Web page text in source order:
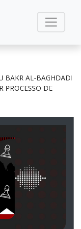
BAKR AL-BAGHDADI
PROCESSO DE